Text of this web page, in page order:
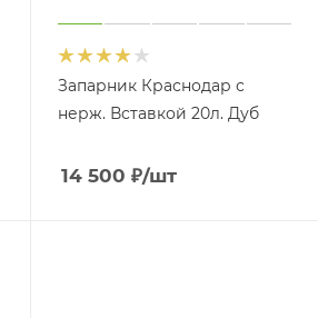
Запарник Краснодар с
нерж. Вставкой 20л. Дуб
14 500 ₽/шт